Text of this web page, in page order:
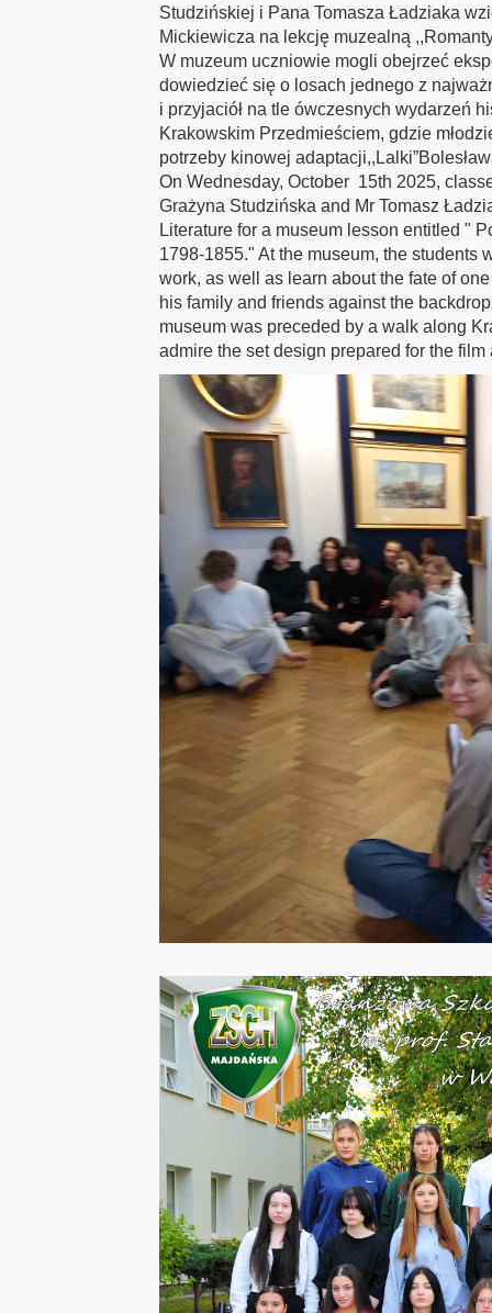
Studzińskiej i Pana Tomasza Ładziaka
Mickiewicza na lekcję muzealną
W muzeum uczniowie mogli obejrzeć
dowiedzieć się o losach jednego z
i przyjaciół na tle ówczesnych wydarzeń
Krakowskim Przedmieściem, gdzie
potrzeby kinowej
On Wednesday, October 15th 2025,
Grażyna Studzińska and Mr Tomasz
Literature for a museum lesson entitled "
1798-1855." At the museum, the students
work, as well as learn about the fate of
his family and friends against the
museum was preceded by a walk along
admire the set design prepared for the film